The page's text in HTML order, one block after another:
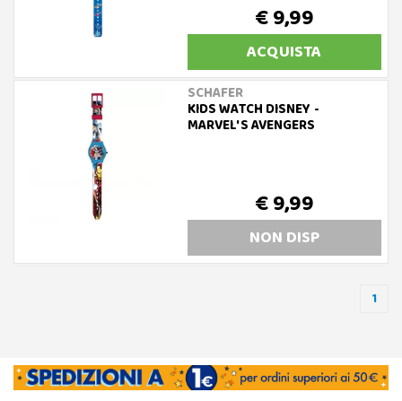
€ 9,99
ACQUISTA
SCHAFER
KIDS WATCH DISNEY -
MARVEL'S AVENGERS
€ 9,99
NON DISP
1